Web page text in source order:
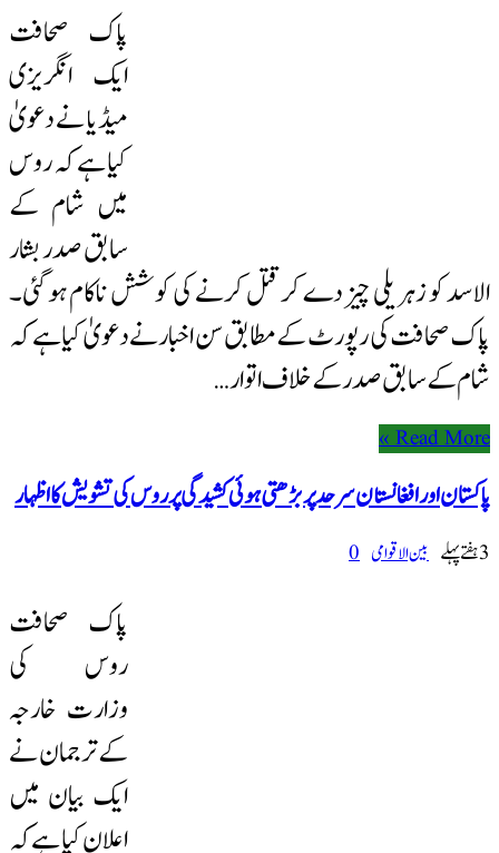
پاک صحافت
ایک انگریزی
میڈیا نے دعویٰ
کیا ہے کہ روس
میں شام کے
سابق صدر بشار
الاسد کو زہریلی چیز دے کر قتل کرنے کی کوشش ناکام ہو گئی۔
پاک صحافت کی رپورٹ کے مطابق سن اخبار نے دعویٰ کیا ہے کہ
شام کے سابق صدر کے خلاف اتوار …
Read More »
پاکستان اور افغانستان سرحد پر بڑھتی ہوئی کشیدگی پر روس کی تشویش کا اظہار
3 ہفتےپہلے بین الاقوامی 0
پاک صحافت
روس کی
وزارت خارجہ
کے ترجمان نے
ایک بیان میں
اعلان کیا ہے کہ